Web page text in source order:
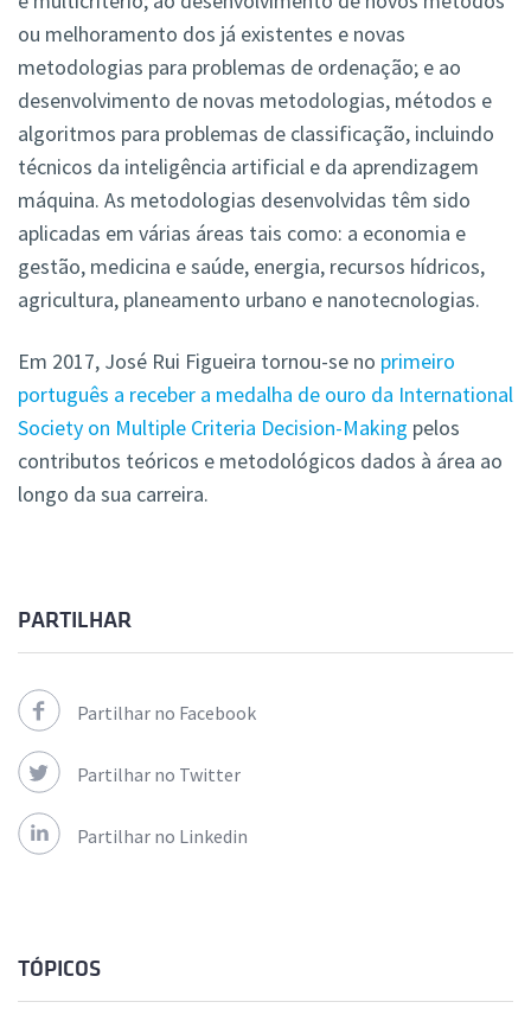
ou melhoramento dos já existentes e novas
metodologias para problemas de ordenação; e ao
desenvolvimento de novas metodologias, métodos e
algoritmos para problemas de classificação, incluindo
técnicos da inteligência artificial e da aprendizagem
máquina. As metodologias desenvolvidas têm sido
aplicadas em várias áreas tais como: a economia e
gestão, medicina e saúde, energia, recursos hídricos,
agricultura, planeamento urbano e nanotecnologias.
Em 2017, José Rui Figueira tornou-se no primeiro
português a receber a medalha de ouro da International
Society on Multiple Criteria Decision-Making pelos
contributos teóricos e metodológicos dados à área ao
longo da sua carreira.
PARTILHAR
Partilhar no Facebook
Partilhar no Twitter
Partilhar no Linkedin
TÓPICOS